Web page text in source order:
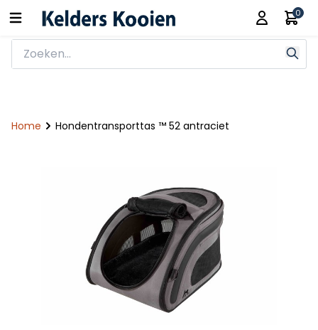
0
Home Hondentransporttas ™ 52 antraciet